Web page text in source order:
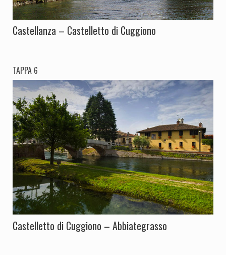
Castellanza – Castelletto di Cuggiono
TAPPA 6
Castelletto di Cuggiono – Abbiategrasso